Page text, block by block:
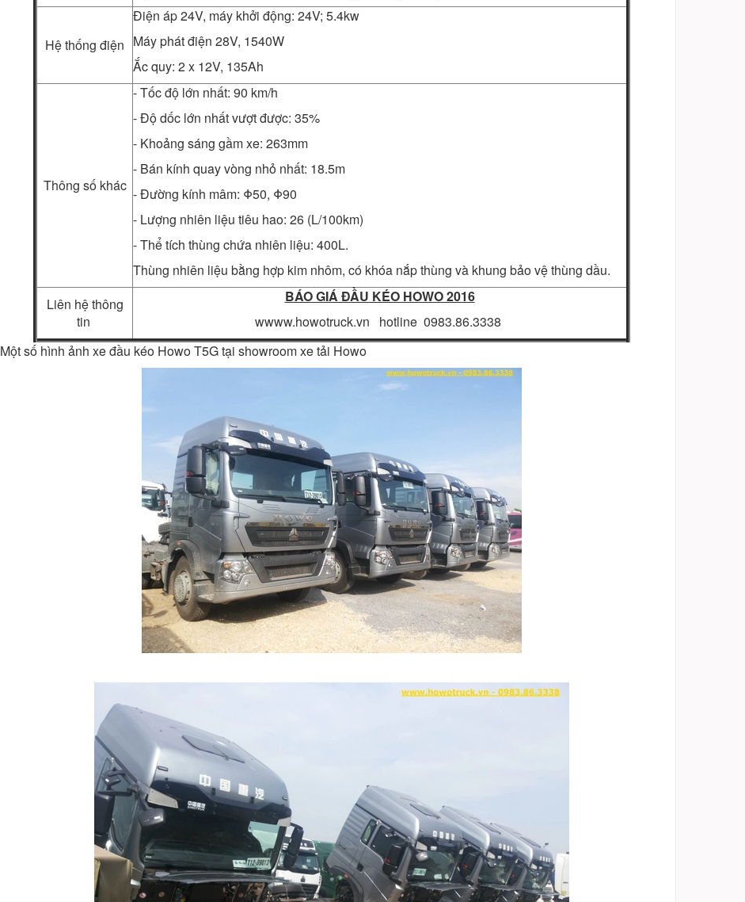
Hệ thống điện
Điện áp 24V, máy khởi động: 24V; 5.4kw
Máy phát điện 28V, 1540W
Ắc quy: 2 x 12V, 135Ah
Thông số khác
- Tốc độ lớn nhất: 90 km/h
- Độ dốc lớn nhất vượt được: 35%
- Khoảng sáng gầm xe: 263mm
- Bán kính quay vòng nhỏ nhất: 18.5m
- Đường kính mâm: Φ50, Φ90
- Lượng nhiên liệu tiêu hao: 26 (L/100km)
- Thể tích thùng chứa nhiên liệu: 400L.
Thùng nhiên liệu bằng hợp kim nhôm, có khóa nắp thùng và khung bảo vệ thùng dầu.
Liên hệ thông
tin
BÁO GIÁ ĐẦU KÉO HOWO 2016
wwww.howotruck.vn hotline 0983.86.3338
Một số hình ảnh xe đầu kéo Howo T5G tại showroom xe tải Howo